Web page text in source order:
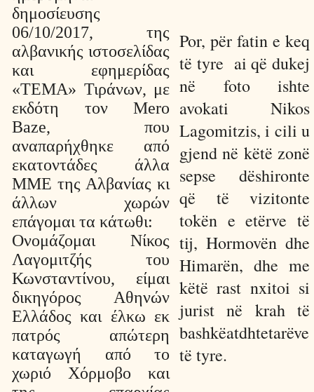
δημοσίευσης
06/10/2017, της
αλβανικής ιστοσελίδας
και εφημερίδας
«TEMA» Τιράνων, με
εκδότη τον Mero
Baze, που
αναπαρήχθηκε από
εκατοντάδες άλλα
ΜΜΕ της Αλβανίας κι
άλλων χωρών
επάγομαι τα κάτωθι:
Ονομάζομαι Νίκος
Λαγομιτζής του
Κωνσταντίνου, είμαι
δικηγόρος Αθηνών
Ελλάδος και έλκω εκ
πατρός απώτερη
καταγωγή από το
χωριό Χόρμοβο και
Por, për fatin e keq
të tyre ai që dukej
në foto ishte
avokati Nikos
Lagomitzis, i cili u
gjend në këtë zonë
sepse dëshironte
që të vizitonte
tokën e etërve të
tij, Hormovën dhe
Himarën, dhe me
këtë rast nxitoi si
jurist në krah të
bashkëatdhtetarëve
të tyre.